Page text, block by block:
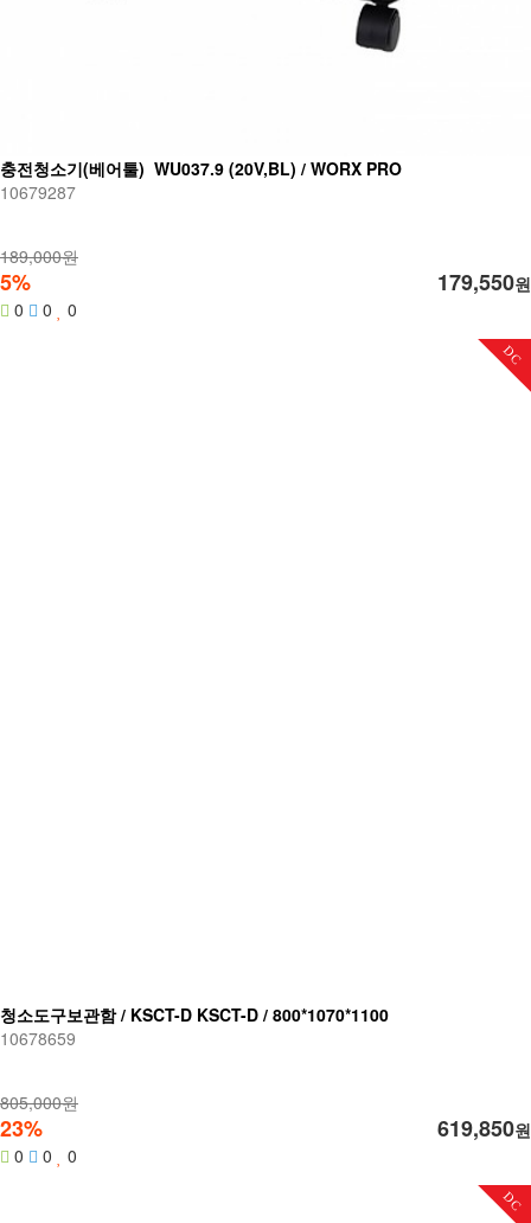
충전청소기(베어툴) WU037.9 (20V,BL) / WORX PRO
10679287
189,000원
5% 179,550원
0
0 0
DC
청소도구보관함 / KSCT-D KSCT-D / 800*1070*1100
10678659
805,000원
23% 619,850원
0
0 0
DC